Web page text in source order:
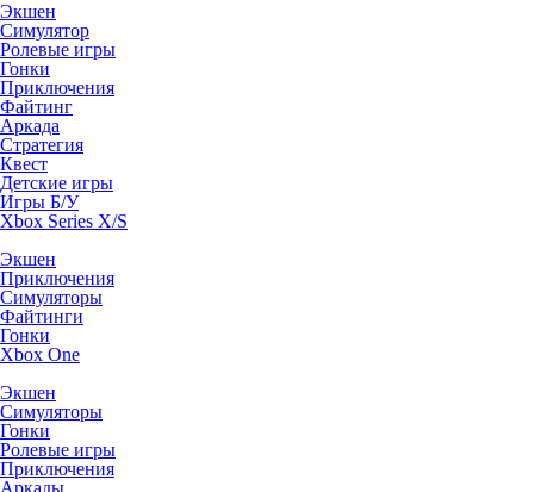
Экшен
Симулятор
Ролевые игры
Гонки
Приключения
Файтинг
Аркада
Стратегия
Квест
Детские игры
Игры Б/У
Xbox Series X/S
Экшен
Приключения
Симуляторы
Файтинги
Гонки
Xbox One
Экшен
Симуляторы
Гонки
Ролевые игры
Приключения
Аркады